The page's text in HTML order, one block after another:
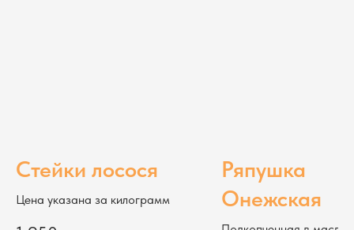
Стейки лосося
Цена указана за килограмм
Ряпушка
Онежская